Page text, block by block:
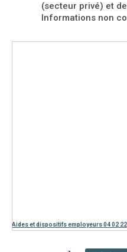
(secteur privé) et
Informations non
Aides et dispositifs employeurs 04 02 22